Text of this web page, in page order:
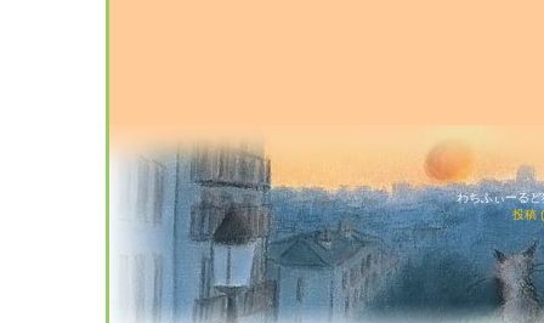
わちふぃーる
投稿